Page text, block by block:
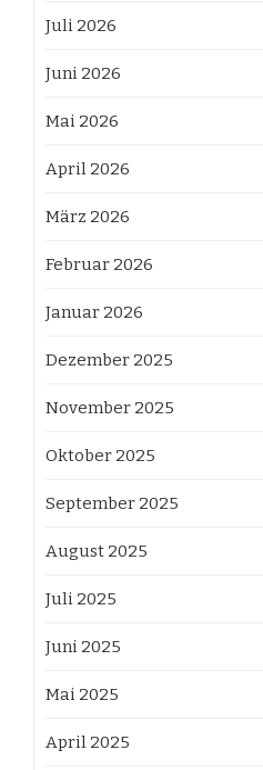
Juli 2026
Juni 2026
Mai 2026
April 2026
März 2026
Februar 2026
Januar 2026
Dezember 2025
November 2025
Oktober 2025
September 2025
August 2025
Juli 2025
Juni 2025
Mai 2025
April 2025